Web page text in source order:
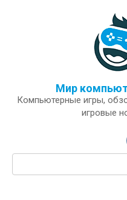
Мир
Компьютерные игры,
игровые
Поиск: